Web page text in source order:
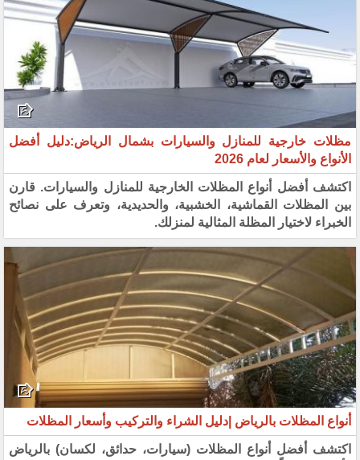
مظلات خارجية للمنازل والسيارات بشمال الرياض:دليل أفضل
الأنواع والأسعار لعام 2026
اكتشف أفضل أنواع المظلات الخارجية للمنازل والسيارات. قارن
بين المظلات القماشية، الخشبية، والحديدية، وتعرف على نصائح
الخبراء لاختيار المظلة المثالية لمنزلك.
أنواع المظلات بالرياض |دليل الشراء والتركيب وأسعار المظلات
اكتشف أفضل أنواع المظلات (سيارات، حدائق، لكسان) بالرياض